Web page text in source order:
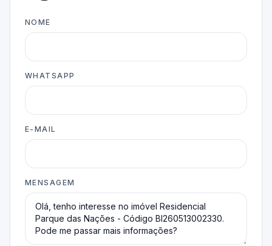
NOME
WHATSAPP
E-MAIL
MENSAGEM